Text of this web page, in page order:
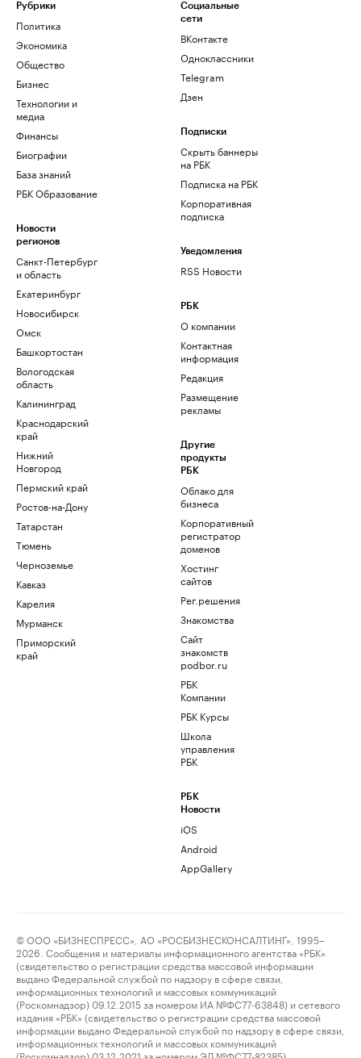
Рубрики
Политика
Экономика
Общество
Бизнес
Технологии и
медиа
Финансы
Биографии
База знаний
РБК Образование
Новости
регионов
Санкт-Петербург
и область
Екатеринбург
Новосибирск
Омск
Башкортостан
Вологодская
область
Калининград
Краснодарский
край
Нижний
Новгород
Пермский край
Ростов-на-Дону
Татарстан
Тюмень
Черноземье
Кавказ
Карелия
Мурманск
Приморский
край
Социальные
сети
ВКонтакте
Одноклассники
Telegram
Дзен
Подписки
Скрыть баннеры
на РБК
Подписка на РБК
Корпоративная
подписка
Уведомления
RSS Новости
РБК
О компании
Контактная
информация
Редакция
Размещение
рекламы
Другие
продукты
РБК
Облако для
бизнеса
Корпоративный
регистратор
доменов
Хостинг
сайтов
Рег.решения
Знакомства
Сайт
знакомств
podbor.ru
РБК
Компании
РБК Курсы
Школа
управления
РБК
РБК
Новости
iOS
Android
AppGallery
© ООО «БИЗНЕСПРЕСС», АО «РОСБИЗНЕСКОНСАЛТИНГ», 1995–
2026. Сообщения и материалы информационного агентства «РБК»
(свидетельство о регистрации средства массовой информации
выдано Федеральной службой по надзору в сфере связи,
информационных технологий и массовых коммуникаций
(Роскомнадзор) 09.12.2015 за номером ИА №ФС77-63848) и сетевого
издания «РБК» (свидетельство о регистрации средства массовой
информации выдано Федеральной службой по надзору в сфере связи,
информационных технологий и массовых коммуникаций